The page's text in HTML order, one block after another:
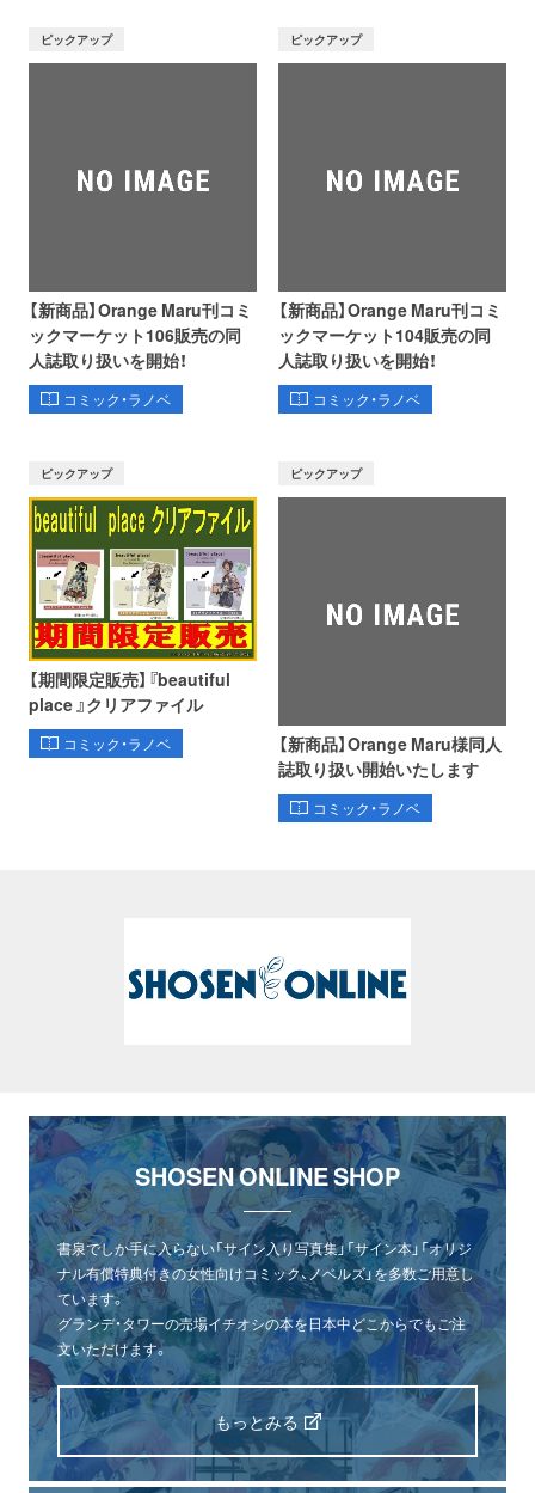
ピックアップ
【新商品】Orange Maru刊コミ
ックマーケット106販売の同
人誌取り扱いを開始！
コミック・ラノベ
ピックアップ
【新商品】Orange Maru刊コミ
ックマーケット104販売の同
人誌取り扱いを開始！
コミック・ラノベ
ピックアップ
【期間限定販売】『beautiful
place 』クリアファイル
コミック・ラノベ
ピックアップ
【新商品】Orange Maru様同人
誌取り扱い開始いたします
コミック・ラノベ
SHOSEN ONLINE SHOP
書泉でしか手に入らない「サイン入り写真集」「サイン本」「オリジ
ナル有償特典付きの女性向けコミック、ノベルズ」を多数ご用意し
ています。
グランデ・タワーの売場イチオシの本を日本中どこからでもご注
文いただけます。
もっとみる